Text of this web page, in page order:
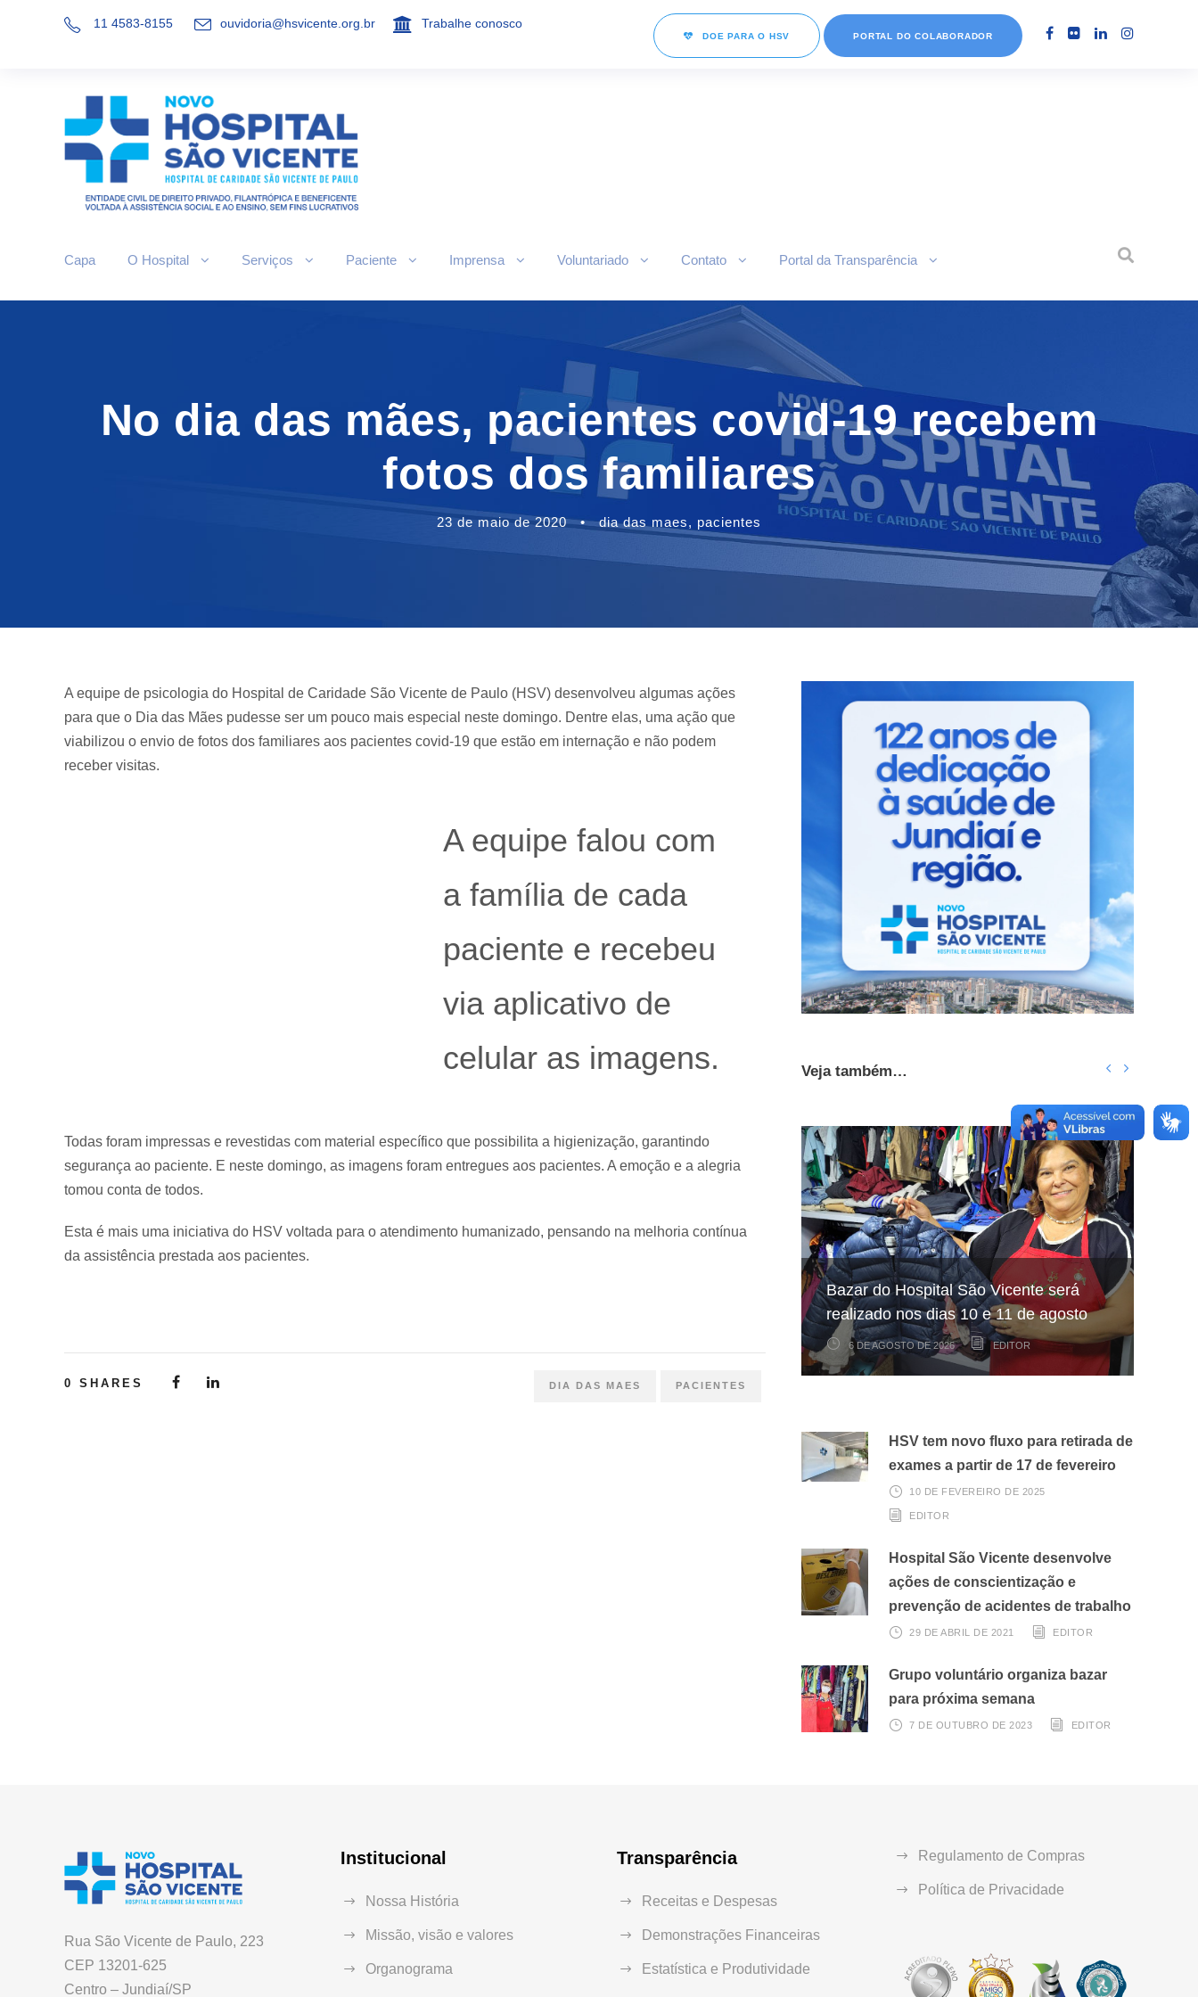
11 4583-8155 ouvidoria@hsvicente.org.br Trabalhe conosco
DOE PARA O HSV PORTAL DO COLABORADOR
Capa O Hospital Serviços Paciente Imprensa Voluntariado Contato Portal da Transparência
No dia das mães, pacientes covid-19 recebem
fotos dos familiares
23 de maio de 2020 • dia das maes, pacientes
A equipe de psicologia do Hospital de Caridade São Vicente de Paulo (HSV) desenvolveu algumas ações
para que o Dia das Mães pudesse ser um pouco mais especial neste domingo. Dentre elas, uma ação que
viabilizou o envio de fotos dos familiares aos pacientes covid-19 que estão em internação e não podem
receber visitas.
A equipe falou com
a família de cada
paciente e recebeu
via aplicativo de
celular as imagens.
Todas foram impressas e revestidas com material específico que possibilita a higienização, garantindo
segurança ao paciente. E neste domingo, as imagens foram entregues aos pacientes. A emoção e a alegria
tomou conta de todos.
Esta é mais uma iniciativa do HSV voltada para o atendimento humanizado, pensando na melhoria contínua
da assistência prestada aos pacientes.
0 SHARES DIA DAS MAES PACIENTES
Veja também…
Bazar do Hospital São Vicente será
realizado nos dias 10 e 11 de agosto
6 DE AGOSTO DE 2026 EDITOR
Hospital São Vicente participa de
mapeamento nacional sobre câncer
infantojuvenil
6 DE AGOSTO DE 2026 EDITOR
Hospital São Vicente expande
arrecadação de cupons fiscais pela
Nota Fiscal Paulista
3 DE AGOSTO DE 2026 EDITOR
HSV tem novo fluxo para retirada de
exames a partir de 17 de fevereiro
10 DE FEVEREIRO DE 2025
EDITOR
Hospital São Vicente desenvolve
ações de conscientização e
prevenção de acidentes de trabalho
29 DE ABRIL DE 2021 EDITOR
Grupo voluntário organiza bazar
para próxima semana
7 DE OUTUBRO DE 2023 EDITOR
Rua São Vicente de Paulo, 223
CEP 13201-625
Centro – Jundiaí/SP
Institucional
Nossa História
Missão, visão e valores
Organograma
Transparência
Receitas e Despesas
Demonstrações Financeiras
Estatística e Produtividade
Regulamento de Compras
Política de Privacidade